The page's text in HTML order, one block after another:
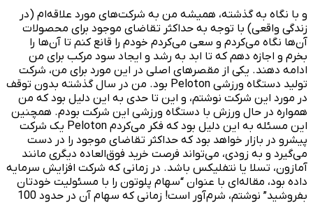
و با نگاه به گذشته، همیشه من به شرکت‌های مورد علاقه‌ام (در
زندگی واقعی) با توجه به حداکثر تقاضای موجود برای محصولات
آن‌ها نگاه می‌کردم و سعی می‌کردم خودم را قانع کنم تا آن‌ها را
بخرم و اجازه دهم که تا ابد به رشد و ایجاد سود مرکب برای من
ادامه دهند. یکی از مقصرهای اصلی در این مورد برای من، شرکت
تولید دستگاه ورزشی Peloton بود. من در سال گذشته بدون توقف
در مورد این شرکت نوشتم، و این تا حدی به این دلیل بود که من
همواره در حال ورزش با دستگاه ورزشی این شرکت بودم. همچنین
این مسئله به این دلیل بود که فکر می‌کردم Peloton یک شرکت
پیشرو در بازار خواهد بود که حداکثر تقاضای موجود را در دست
می‌گیرد و به زودی، می‌تواند فرصت خرید فوق‌العاده‌ دیگری مانند
آمازون، تسلا یا نتفلیکس باشد. در زمانی که شرکت افزایش سرمایه
داده بود، مقاله‌ای با عنوان “سهام پلوتون را با مسئولیت خودتان
بفروشید” نوشتم، شرم‌آور است! زمانی که سهام آن در حدود 100